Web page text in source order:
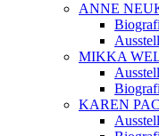
ANNE
MIKKA
KAREN